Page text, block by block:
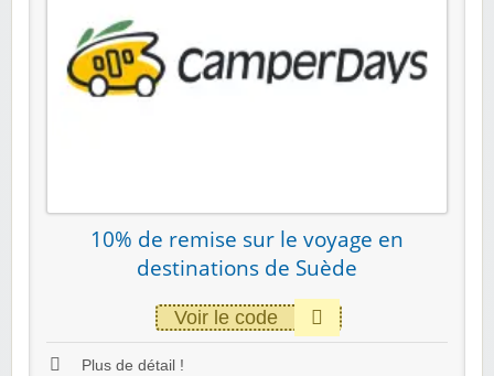
10% de remise sur le voyage en
destinations de Suède
Voir le code
Plus de détail !